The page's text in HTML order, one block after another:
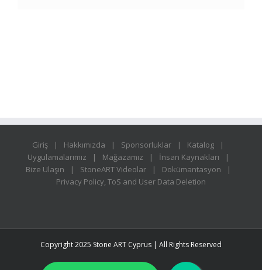
Giriş Hakkımızda Sponsorluklar
Katalog
Uygulamalarımız
Mağazamız
İnsan Kaynakları
Bize Ulaşın
StoneART Videolar
Dokümantasyon
Privacy Policy, ToS and User Data Deletion
Copyright 2025 Stone ART Cyprus | All Rights Reserved